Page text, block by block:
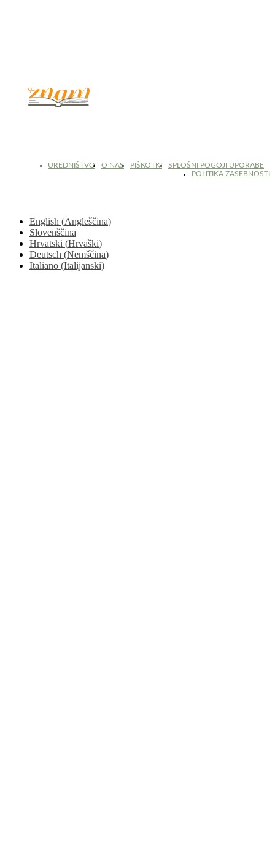
UREDNIŠTVO O NAS PIŠKOTKI
SPLOŠNI POGOJI UPORABE
POLITIKA ZASEBNOSTI
English (Angleščina)
Slovenščina
Hrvatski (Hrvaški)
Deutsch (Nemščina)
Italiano (Italijanski)